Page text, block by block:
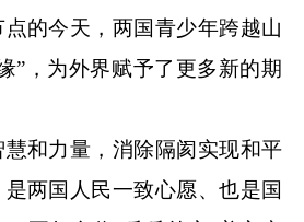
的今天，两国青少年跨越山
”，为外界赋予了更多新的期
和力量，消除隔阂实现和平
两国人民一致心愿、也是国